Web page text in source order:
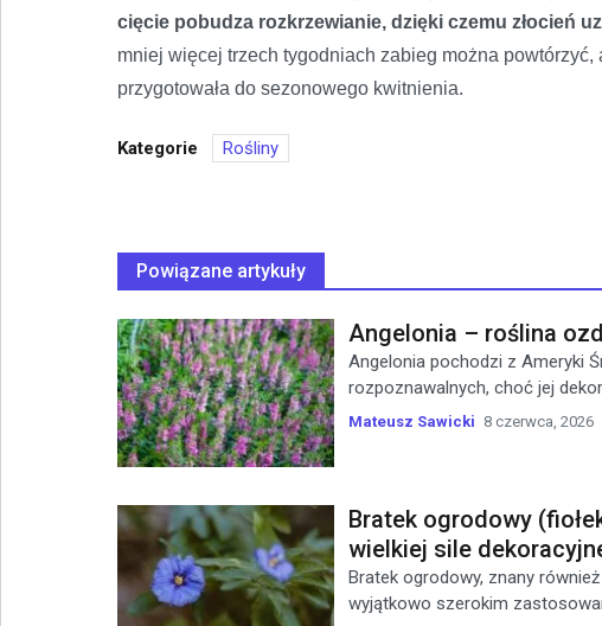
cięcie pobudza rozkrzewianie, dzięki czemu złocień
mniej więcej trzech tygodniach zabieg można
przygotowała do sezonowego kwitnienia.
Kategorie Rośliny
Powiązane artykuły
Angelonia – roślina
Angelonia pochodzi z Ameryki
rozpoznawalnych, choć jej
Mateusz Sawicki 8 czerwca, 2026
Bratek ogrodowy
wielkiej sile
Bratek ogrodowy, znany
wyjątkowo szerokim